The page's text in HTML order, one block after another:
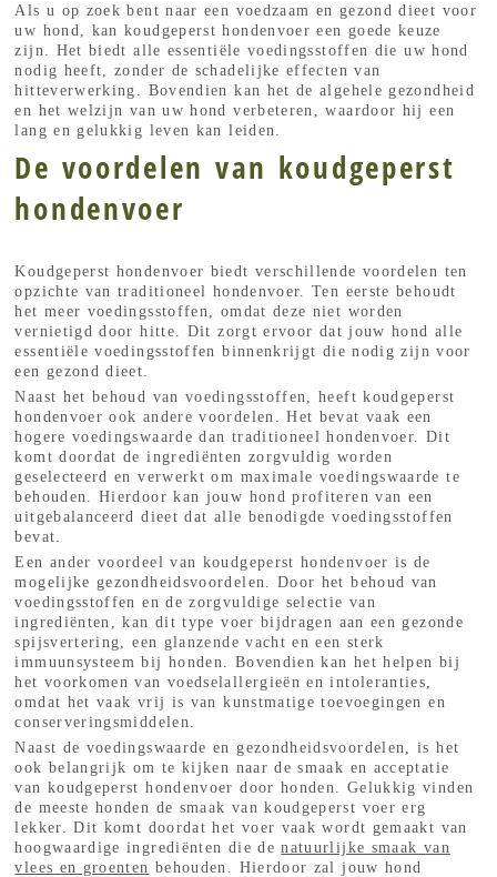
Als u op zoek bent naar een voedzaam en gezond dieet voor
uw hond, kan koudgeperst hondenvoer een goede keuze
zijn. Het biedt alle essentiële voedingsstoffen die uw hond
nodig heeft, zonder de schadelijke effecten van
hitteverwerking. Bovendien kan het de algehele gezondheid
en het welzijn van uw hond verbeteren, waardoor hij een
lang en gelukkig leven kan leiden.
De voordelen van koudgeperst
hondenvoer
Koudgeperst hondenvoer biedt verschillende voordelen ten
opzichte van traditioneel hondenvoer. Ten eerste behoudt
het meer voedingsstoffen, omdat deze niet worden
vernietigd door hitte. Dit zorgt ervoor dat jouw hond alle
essentiële voedingsstoffen binnenkrijgt die nodig zijn voor
een gezond dieet.
Naast het behoud van voedingsstoffen, heeft koudgeperst
hondenvoer ook andere voordelen. Het bevat vaak een
hogere voedingswaarde dan traditioneel hondenvoer. Dit
komt doordat de ingrediënten zorgvuldig worden
geselecteerd en verwerkt om maximale voedingswaarde te
behouden. Hierdoor kan jouw hond profiteren van een
uitgebalanceerd dieet dat alle benodigde voedingsstoffen
bevat.
Een ander voordeel van koudgeperst hondenvoer is de
mogelijke gezondheidsvoordelen. Door het behoud van
voedingsstoffen en de zorgvuldige selectie van
ingrediënten, kan dit type voer bijdragen aan een gezonde
spijsvertering, een glanzende vacht en een sterk
immuunsysteem bij honden. Bovendien kan het helpen bij
het voorkomen van voedselallergieën en intoleranties,
omdat het vaak vrij is van kunstmatige toevoegingen en
conserveringsmiddelen.
Naast de voedingswaarde en gezondheidsvoordelen, is het
ook belangrijk om te kijken naar de smaak en acceptatie
van koudgeperst hondenvoer door honden. Gelukkig vinden
de meeste honden de smaak van koudgeperst voer erg
lekker. Dit komt doordat het voer vaak wordt gemaakt van
hoogwaardige ingrediënten die denatuurlijke smaak van
vlees en groenten behouden. Hierdoor zal jouw hond